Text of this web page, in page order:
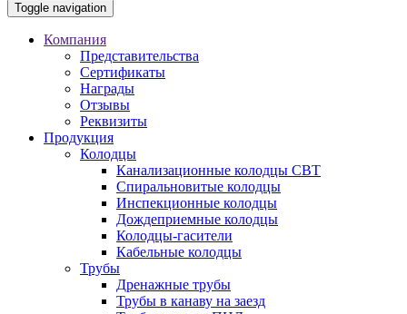
Toggle navigation
Компания
Представительства
Сертификаты
Награды
Отзывы
Реквизиты
Продукция
Колодцы
Канализационные колодцы СВТ
Спиральновитые колодцы
Инспекционные колодцы
Дождеприемные колодцы
Колодцы-гасители
Кабельные колодцы
Трубы
Дренажные трубы
Трубы в канаву на заезд